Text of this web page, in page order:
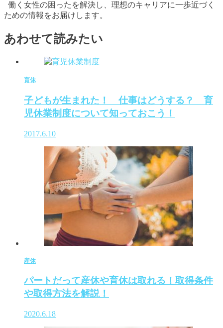
働く女性の困ったを解決し、理想のキャリアに一歩近づく
ための情報をお届けします。
あわせて読みたい
育休
子どもが生まれた！ 仕事はどうする？ 育
児休業制度について知っておこう！
2017.6.10
産休
パートだって産休や育休は取れる！取得条件
や取得方法を解説！
2020.6.18